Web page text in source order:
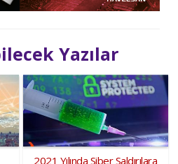
Yazılar
2021 Yılında Siber Saldırılara